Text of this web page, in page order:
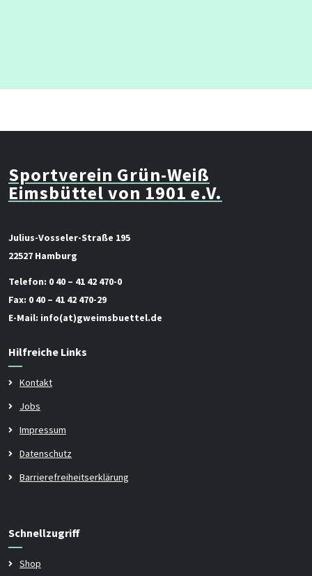
Sportverein Grün-Weiß
Eimsbüttel von 1901 e.V.
Julius-Vosseler-Straße 195
22527 Hamburg
Telefon: 0 40 – 41 42 470-0
Fax: 0 40 – 41 42 470-29
E-Mail: info(at)gweimsbuettel.de
Hilfreiche Links
Kontakt
Jobs
Impressum
Datenschutz
Barrierefreiheitserklärung
Schnellzugriff
Shop